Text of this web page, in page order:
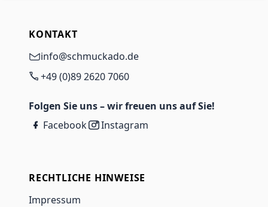
KONTAKT
info@schmuckado.de
+49 (0)89 2620 7060
Folgen Sie uns – wir freuen uns auf Sie!
Facebook
Instagram
RECHTLICHE HINWEISE
Impressum